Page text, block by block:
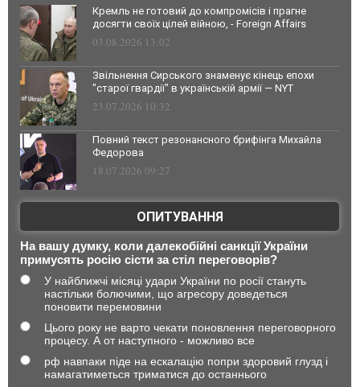
Кремль не готовий до компромісів і прагне
досягти своїх цілей війною, - Foreign Affairs
03.08.2026 13:02
Звільнення Сирського знаменує кінець епохи
"старої гвардії" в українській армії — NYT
23.07.2026 10:32
Повний текст резонансного брифінга Михайла
Федорова
18.07.2026 09:27
ОПИТУВАННЯ
На вашу думку, коли далекобійні санкції України
примусять росію сісти за стіл переговорів?
У найближчі місяці удари України по росії стануть
настільки болючими, що агресору доведеться
поновити перемовини
Цього року не варто чекати поновлення переговорного
процесу. А от наступного - можливо все
рф навпаки піде на ескалацію попри здоровий глузд і
намагатиметься триматися до останнього